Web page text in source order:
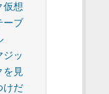
仮想
ーブ
ジッ
を見
けだ